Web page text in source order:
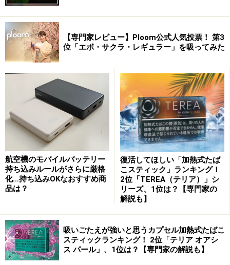
超軽量で機能が充実した5000円台の
「Redmi Buds 3」
「Redmi Buds 3」
「Redmi Buds 3」は、軽量なセミインイヤー型イヤホ
ン。重さは片耳が4.5gとなっています。Qualcomm
【専門家レビュー】Ploom公式人気投票！ 第3
位「エボ・サクラ・レギュラー」を吸ってみた
航空機のモバイルバッテリー
持ち込みルールがさらに厳格
化…持ち込みOKなおすすめ商
品は？
復活してほしい「加熱式たば
こスティック」ランキング！
2位「TEREA（テリア）」シ
リーズ、1位は？【専門家の
解説も】
吸いごたえが強いと思うカプセル加熱式たばこ
スティックランキング！ 2位「テリア オアシ
ス パール」、1位は？【専門家の解説も】